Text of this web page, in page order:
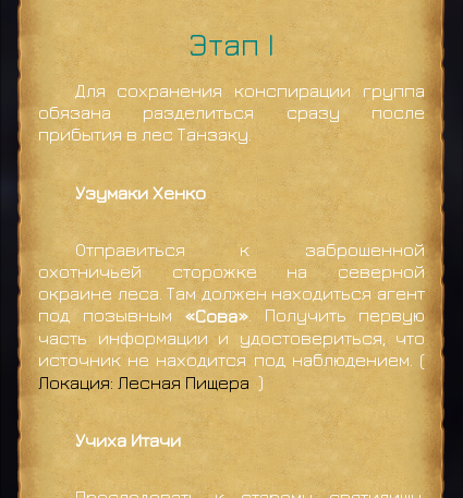
Этап I
Для сохранения конспирации группа
обязана разделиться сразу после
прибытия в лес Танзаку.
Узумаки Хенко
Отправиться к заброшенной
охотничьей сторожке на северной
окраине леса. Там должен находиться агент
под позывным«Сова» . Получить первую
часть информации и удостовериться, что
источник не находится под наблюдением. (
Локация: Лесная Пищера )
Учиха Итачи